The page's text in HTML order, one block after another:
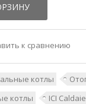
к сравнению
котлы
котлы
ICI Caldaie